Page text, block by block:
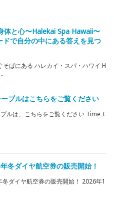
体と心〜Halekai Spa Hawaii〜
ドで自分の中にある答えを見つ
そばにある ハレカイ・スパ・ハワイ H
ブルはこちらをご覧ください
ルは、こちらをご覧ください Time_t
冬ダイヤ航空券の販売開始！
冬ダイヤ航空券の販売開始！ 2026年1